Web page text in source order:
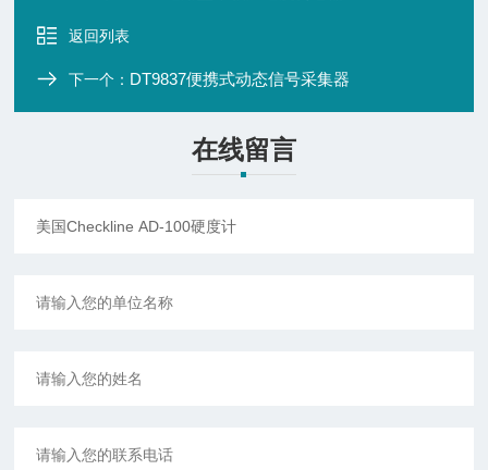
返回列表
下一个： DT9837便携式动态信号采集器
在线留言